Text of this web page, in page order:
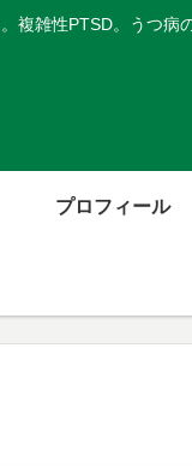
複雑性PTSD。うつ病
プロフィール